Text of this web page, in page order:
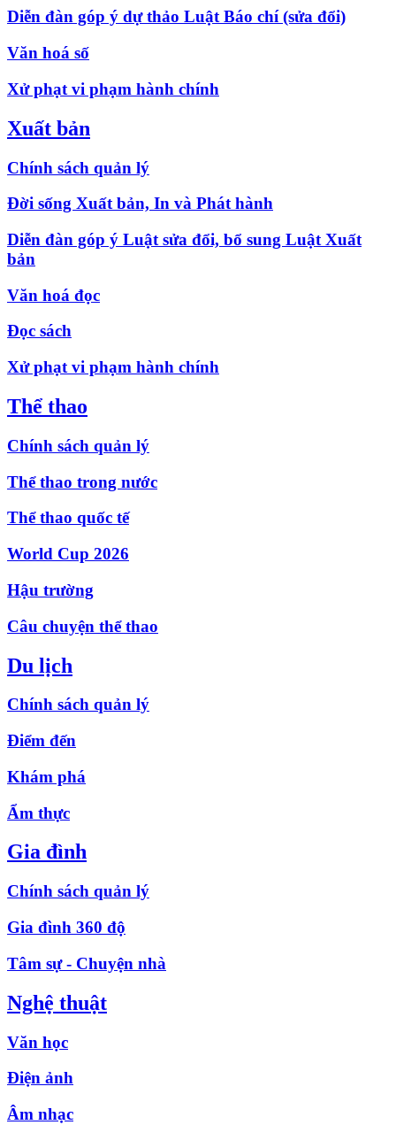
Diễn đàn góp ý dự thảo Luật Báo chí (sửa đổi)
Văn hoá số
Xử phạt vi phạm hành chính
Xuất bản
Chính sách quản lý
Đời sống Xuất bản, In và Phát hành
Diễn đàn góp ý Luật sửa đổi, bổ sung Luật Xuất
bản
Văn hoá đọc
Đọc sách
Xử phạt vi phạm hành chính
Thể thao
Chính sách quản lý
Thể thao trong nước
Thể thao quốc tế
World Cup 2026
Hậu trường
Câu chuyện thể thao
Du lịch
Chính sách quản lý
Điểm đến
Khám phá
Ẩm thực
Gia đình
Chính sách quản lý
Gia đình 360 độ
Tâm sự - Chuyện nhà
Nghệ thuật
Văn học
Điện ảnh
Âm nhạc